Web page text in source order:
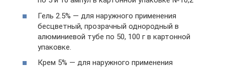
Гель 2.5% — для наружного применения
бесцветный, прозрачный однородный в
алюминиевой тубе по 50, 100 г в картонной
упаковке.
Крем 5% — для наружного применения